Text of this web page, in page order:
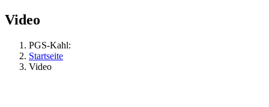
Video
PGS-Kahl:
Startseite
Video